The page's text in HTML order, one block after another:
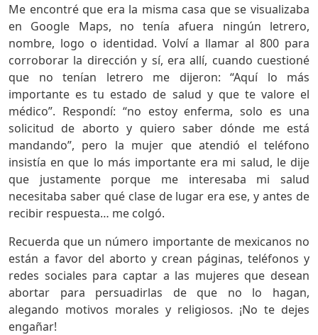
Me encontré que era la misma casa que se visualizaba
en Google Maps, no tenía afuera ningún letrero,
nombre, logo o identidad. Volví a llamar al 800 para
corroborar la dirección y sí, era allí, cuando cuestioné
que no tenían letrero me dijeron: “Aquí lo más
importante es tu estado de salud y que te valore el
médico”. Respondí: “no estoy enferma, solo es una
solicitud de aborto y quiero saber dónde me está
mandando”, pero la mujer que atendió el teléfono
insistía en que lo más importante era mi salud, le dije
que justamente porque me interesaba mi salud
necesitaba saber qué clase de lugar era ese, y antes de
recibir respuesta… me colgó.
Recuerda que un número importante de mexicanos no
están a favor del aborto y crean páginas, teléfonos y
redes sociales para captar a las mujeres que desean
abortar para persuadirlas de que no lo hagan,
alegando motivos morales y religiosos. ¡No te dejes
engañar!